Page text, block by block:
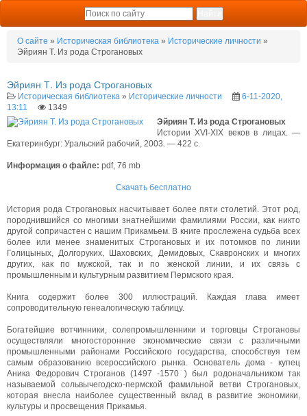
О сайте » Историческая библиотека » Исторические личности »
Эйриян Т. Из рода Строгановых
Эйриян Т. Из рода Строгановых
Историческая библиотека » Исторические личности
6-11-2020,
13:11
1349
Эйриян Т. Из рода Строгановых
Истории XVI-XIX веков в лицах. —
Екатеринбург: Уральский рабочий, 2003. — 422 с.
Информация о файле: pdf, 76 mb
Скачать бесплатно
История рода Строгановых насчитывает более пяти столетий. Этот род,
пород­нившийся со многими знатнейшими фамилиями России, как никто
другой сопричастен с нашим Прикамьем. В книге прослежена судьба всех
более или менее знаменитых Строгановых и их потомков по линии
Голицыных, Долгоруких, Ша­ховских, Демидовых, Скавронских и многих
других, как по мужской, так и по женской линии, и их связь с
промышленным и культурным развитием Пермского края.
Книга содержит более 300 иллюстраций. Каждая глава имеет
сопроводитель­ную генеалогическую таблицу.
Богатейшие вотчинники, солепромышленники и торговцы Строгановы
осуществляли многосторонние экономические связи с различными
промышленными районами Российского государства, способствуя тем
самым образованию всероссийского рынка. Основатель дома - купец
Аника Федорович Строганов (1497 -1570 ) был родоначальником так
называемой сольвычегодско-пермской фамильной ветви Строгановых,
которая внесла наиболее существенный вклад в развитие экономики,
культуры и просвещения Прикамья.